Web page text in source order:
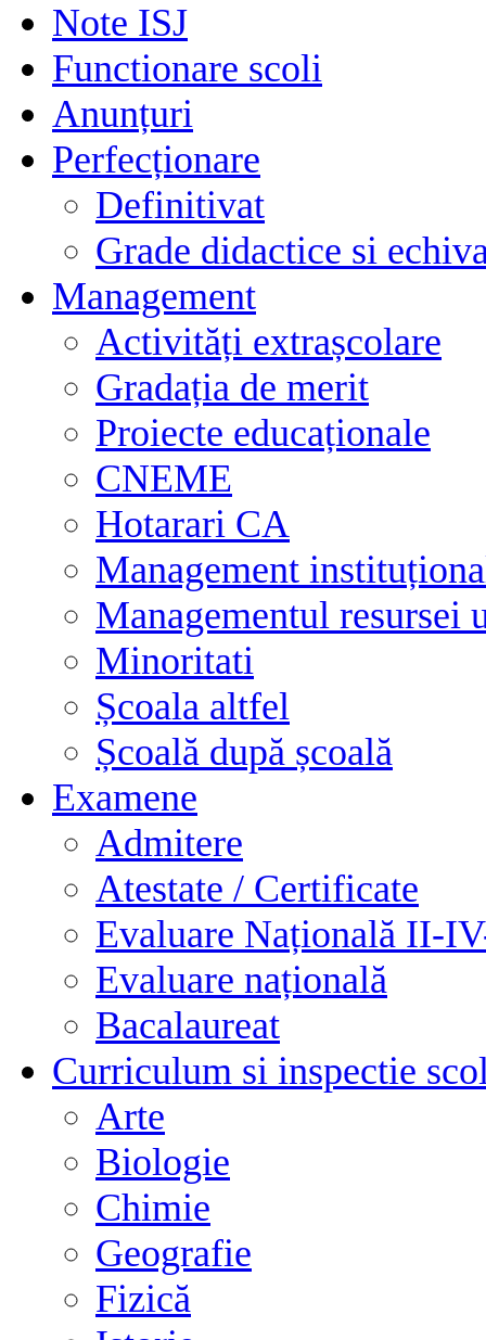
Note ISJ
Functionare scoli
Anunțuri
Perfecționare
Definitivat
Grade didactice si
Management
Activități extrașcolare
Gradația de merit
Proiecte educaționale
CNEME
Hotarari CA
Management
Managementul resursei
Minoritati
Școala altfel
Școală după școală
Examene
Admitere
Atestate / Certificate
Evaluare Națională II-
Evaluare națională
Bacalaureat
Curriculum si inspectie
Arte
Biologie
Chimie
Geografie
Fizică